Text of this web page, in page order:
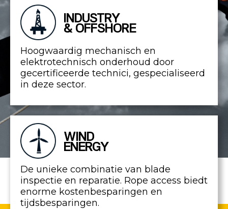
INDUSTRY
& OFFSHORE
Hoogwaardig mechanisch en
elektrotechnisch onderhoud door
gecertificeerde technici, gespecialiseerd
in deze sector.
WIND
ENERGY
De unieke combinatie van blade
inspectie en reparatie. Rope access biedt
enorme kostenbesparingen en
tijdsbesparingen.